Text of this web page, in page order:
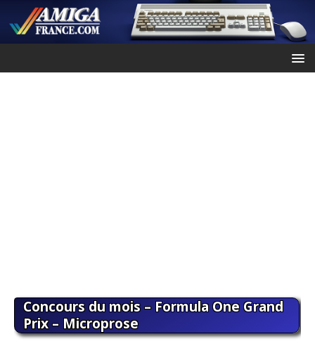
Concours du mois – Formula One Grand
Prix – Microprose